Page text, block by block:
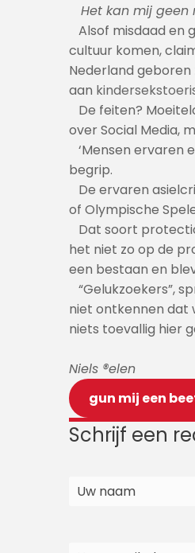
Het kan mij geen
Alsof misdaad en
cultuur komen,
Nederland geboren
aan
De feiten?
over Social Media,
‘Mensen ervaren
begrip.
De ervaren
of Olympische
Dat soort
het niet zo op de
een bestaan en
“Gelukzoekers”,
niet ontkennen dat
niets toevallig hier
Niels ®elen
gun mij een
Schrijf een